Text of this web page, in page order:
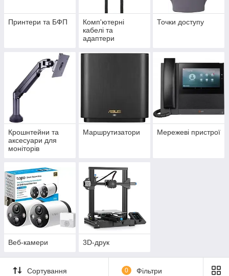
Принтери та БФП
Комп'ютерні
кабелі та
адаптери
Точки доступу
Крошнтейни та
аксесуари для
моніторів
Маршрутизатори Мережеві пристрої
Веб-камери 3D-друк
Сортування 0 Фільтри